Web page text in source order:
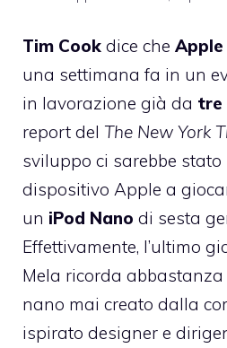
Tim Cook dice che
una settimana fa in un
in lavorazione già da tre
report del The New York
sviluppo ci sarebbe
dispositivo Apple a
un iPod Nano di sesta
Effettivamente, l’ultimo
Mela ricorda
nano mai creato dalla
ispirato designer e